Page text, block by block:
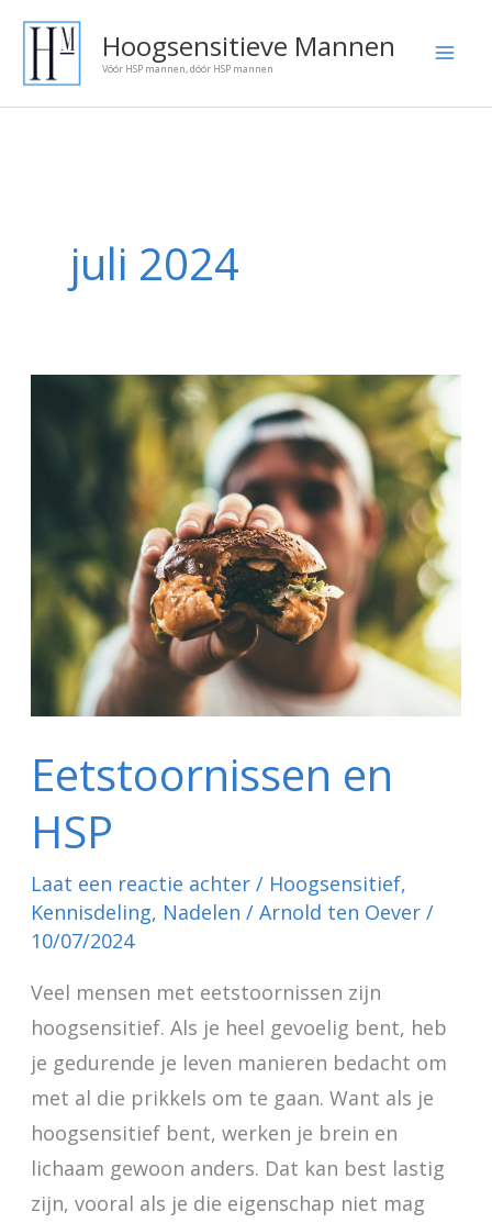
Ga
naar
Hoogsensitieve Mannen
Vóór HSP mannen, dóór HSP mannen
juli 2024
Eetstoornissen en
HSP
Laat een reactie achter / Hoogsensitief,
Kennisdeling, Nadelen / Arnold ten Oever /
10/07/2024
Veel mensen met eetstoornissen zijn
hoogsensitief. Als je heel gevoelig bent, heb
je gedurende je leven manieren bedacht om
met al die prikkels om te gaan. Want als je
hoogsensitief bent, werken je brein en
lichaam gewoon anders. Dat kan best lastig
zijn, vooral als je die eigenschap niet mag
Eetstoornissen
Onze
blog
artikelen: